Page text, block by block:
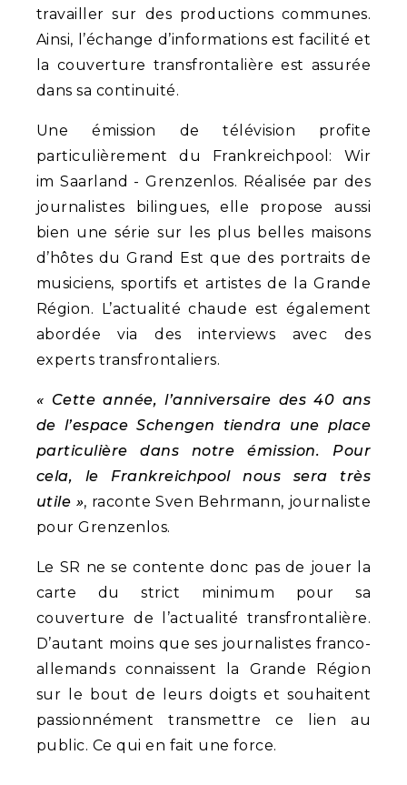
travailler sur des productions communes.
Ainsi, l’échange d’informations est facilité et
la couverture transfrontalière est assurée
dans sa continuité.
Une émission de télévision profite
particulièrement du Frankreichpool: Wir
im Saarland - Grenzenlos. Réalisée par des
journalistes bilingues, elle propose aussi
bien une série sur les plus belles maisons
d’hôtes du Grand Est que des portraits de
musiciens, sportifs et artistes de la Grande
Région. L’actualité chaude est également
abordée via des interviews avec des
experts transfrontaliers.
« Cette année, l’anniversaire des 40 ans
de l’espace Schengen tiendra une place
particulière dans notre émission. Pour
cela, le Frankreichpool nous sera très
utile », raconte Sven Behrmann, journaliste
pour Grenzenlos.
Le SR ne se contente donc pas de jouer la
carte du strict minimum pour sa
couverture de l’actualité transfrontalière.
D’autant moins que ses journalistes franco-
allemands connaissent la Grande Région
sur le bout de leurs doigts et souhaitent
passionnément transmettre ce lien au
public. Ce qui en fait une force.